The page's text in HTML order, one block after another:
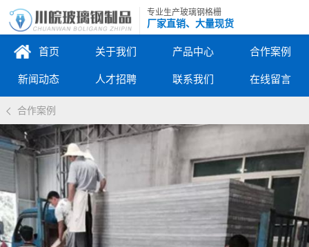
专业生产玻璃钢格栅
厂家直销、大量现货
首页 关于我们 产品中心 合作案例
新闻动态 人才招聘 联系我们 在线留言
合作案例